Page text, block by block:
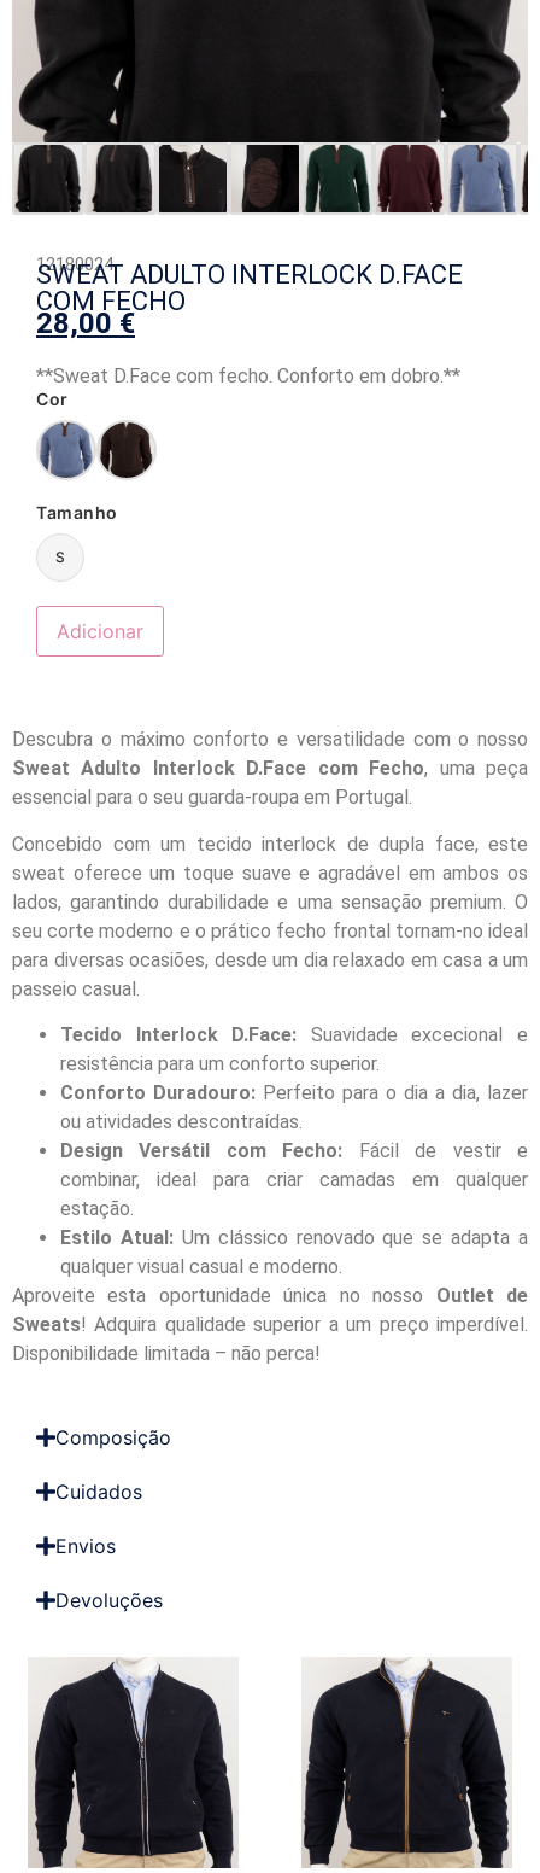
12180024
SWEAT ADULTO INTERLOCK D.FACE
COM FECHO
28,00 €
**Sweat D.Face com fecho. Conforto em dobro.**
Cor
Tamanho
S
Adicionar
Descubra o máximo conforto e versatilidade com o nosso
Sweat Adulto Interlock D.Face com Fecho, uma peça
essencial para o seu guarda-roupa em Portugal.
Concebido com um tecido interlock de dupla face, este
sweat oferece um toque suave e agradável em ambos os
lados, garantindo durabilidade e uma sensação premium. O
seu corte moderno e o prático fecho frontal tornam-no ideal
para diversas ocasiões, desde um dia relaxado em casa a um
passeio casual.
Tecido Interlock D.Face: Suavidade excecional e
resistência para um conforto superior.
Conforto Duradouro: Perfeito para o dia a dia, lazer
ou atividades descontraídas.
Design Versátil com Fecho: Fácil de vestir e
combinar, ideal para criar camadas em qualquer
estação.
Estilo Atual:Um clássico renovado que se adapta a
qualquer visual casual e moderno.
Aproveite esta oportunidade única no nosso Outlet de
Sweats! Adquira qualidade superior a um preço imperdível.
Disponibilidade limitada – não perca!
Composição
Cuidados
Envios
Devoluções